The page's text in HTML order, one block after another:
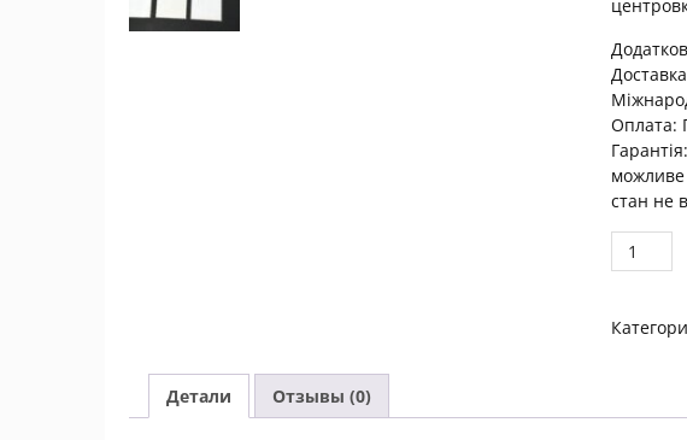
Оплата:
можливе
стан не
товара
1986
Butterflies
Детали Отзывы (0)